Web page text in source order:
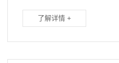
了解详情 +